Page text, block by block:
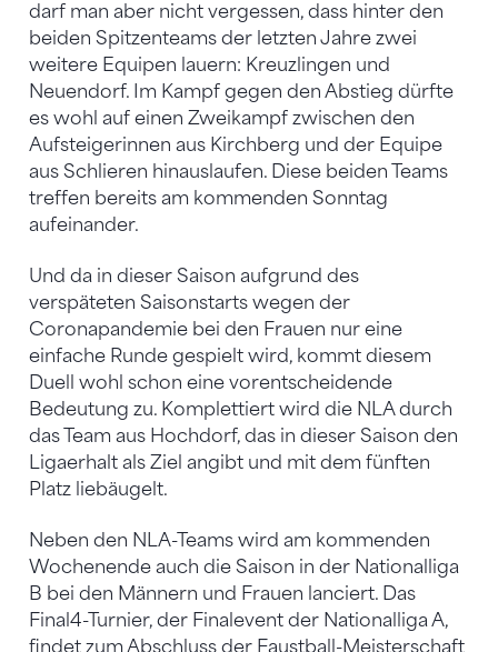
darf man aber nicht vergessen, dass hinter den
beiden Spitzenteams der letzten Jahre zwei
weitere Equipen lauern: Kreuzlingen und
Neuendorf. Im Kampf gegen den Abstieg dürfte
es wohl auf einen Zweikampf zwischen den
Aufsteigerinnen aus Kirchberg und der Equipe
aus Schlieren hinauslaufen. Diese beiden Teams
treffen bereits am kommenden Sonntag
aufeinander.
Und da in dieser Saison aufgrund des
verspäteten Saisonstarts wegen der
Coronapandemie bei den Frauen nur eine
einfache Runde gespielt wird, kommt diesem
Duell wohl schon eine vorentscheidende
Bedeutung zu. Komplettiert wird die NLA durch
das Team aus Hochdorf, das in dieser Saison den
Ligaerhalt als Ziel angibt und mit dem fünften
Platz liebäugelt.
Neben den NLA-Teams wird am kommenden
Wochenende auch die Saison in der Nationalliga
B bei den Männern und Frauen lanciert. Das
Final4-Turnier, der Finalevent der Nationalliga A,
findet zum Abschluss der Faustball-Meisterschaft